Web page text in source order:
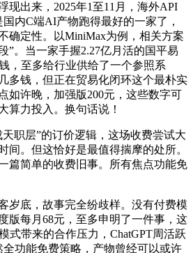
现出来，2025年1至11月，海外API
内C端AI产物跑得最好的一家了，
确定性。以MiniMax为例，相关方案
”。当一家手握2.27亿月活的国平易
，至多给行业供给了一个参照系
钱，但正在贸易化闭环这个最朴实
如许晚，加强版200元，这些数字可
算力投入。换句话说！
层”的订价逻辑，这场收费尝试大
间。但这恰好是最值得揣摩的处所。
篇简单的收费旧事。所有焦点功能免
底，故事完全纷歧样。没有付费模
版每月68元，至多申明了一件事，这
式带来的合作压力，ChatGPT周活跃
功能免费策略，产物曾经可以或许